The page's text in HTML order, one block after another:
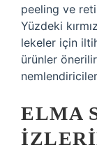
peeling ve
Yüzdeki
lekeler için
ürünler
ELMA